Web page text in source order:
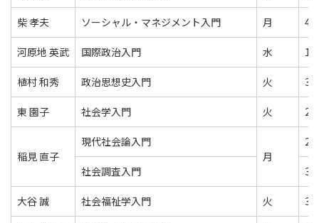
柴 孝夫 ソーシャル・マネジメント入門 月 4
河原地 英武 国際政治入門 水 1
植村 和秀 政治思想史入門 火 3
東 園子 社会学入門 火 2
稲見 直子
現代社会論入門
月
2
社会調査入門 3
大谷 誠 社会福祉学入門 火 3